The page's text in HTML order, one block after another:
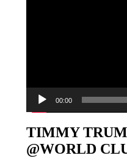
00:00
TIMMY
@WORLD